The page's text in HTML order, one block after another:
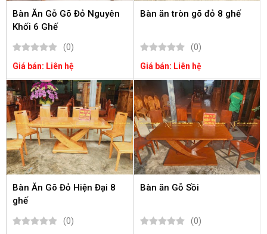
Bàn Ăn Gỗ Gõ Đỏ Nguyên
Khối 6 Ghế
(0)
Giá bán: Liên hệ
Bàn ăn tròn gõ đỏ 8 ghế
(0)
Giá bán: Liên hệ
Bàn Ăn Gõ Đỏ Hiện Đại 8
ghế
(0)
Bàn ăn Gỗ Sồi
(0)